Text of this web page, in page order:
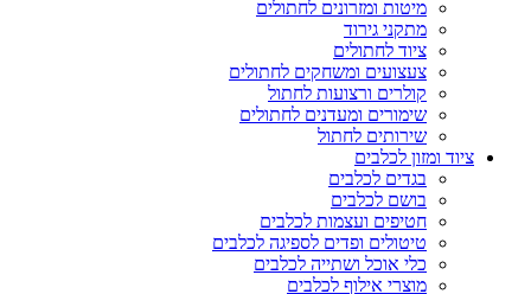
מיטות ומזרונים לחתולים
מתקני גירוד
ציוד לחתולים
צעצועים ומשחקים לחתולים
קולרים ורצועות לחתול
שימורים ומעדנים לחתולים
שירותים לחתול
ציוד ומזון לכלבים
בגדים לכלבים
בושם לכלבים
חטיפים ועצמות לכלבים
טיטולים ופדים לספיגה לכלבים
כלי אוכל ושתייה לכלבים
מוצרי אילוף לכלבים